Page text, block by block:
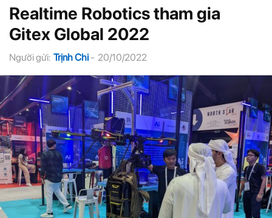
Realtime Robotics tham gia
Gitex Global 2022
Người gửi: Trịnh Chi - 20/10/2022